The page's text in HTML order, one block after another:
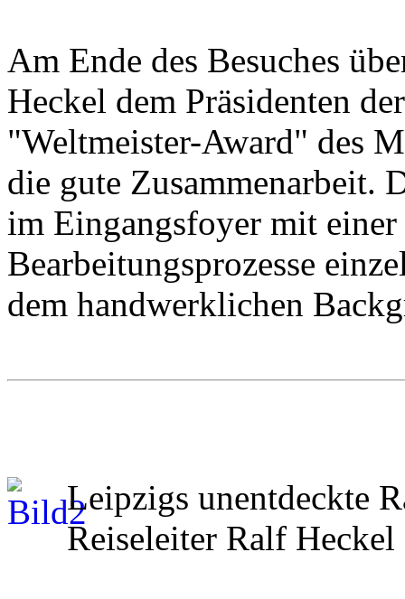
Am Ende des Besuches
Heckel dem Präsidenten
"Weltmeister-Award" des
die gute Zusammenarbeit.
im Eingangsfoyer mit
Bearbeitungsprozesse
dem handwerklichen
Leipzigs unentdeckte
Reiseleiter Ralf Heckel